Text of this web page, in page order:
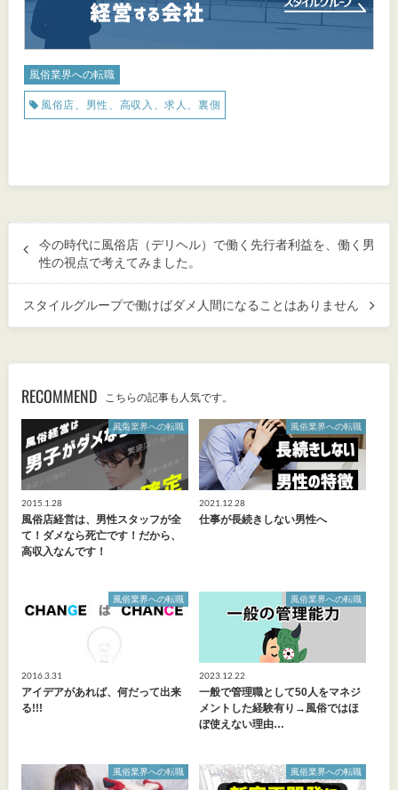
風俗業界への転職
風俗店、男性、高収入、求人、裏側
今の時代に風俗店（デリヘル）で働く先行者利益を、働く男
性の視点で考えてみました。
スタイルグループで働けばダメ人間になることはありません
RECOMMEND こちらの記事も人気です。
風俗業界への転職
2015.1.28
風俗店経営は、男性スタッフが全
て！ダメなら死亡です！だから、
高収入なんです！
風俗業界への転職
2021.12.28
仕事が長続きしない男性へ
風俗業界への転職
2016.3.31
アイデアがあれば、何だって出来
る!!!
風俗業界への転職
2023.12.22
一般で管理職として50人をマネジ
メントした経験有り→風俗ではほ
ぼ使えない理由…
風俗業界への転職 風俗業界への転職